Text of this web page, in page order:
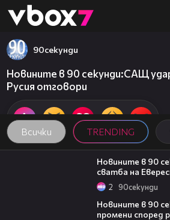
👾
Всички TRENDING
90секунди
Новините в 90 секунди:САЩ
Русия отговори
01:54
Новините в 90
сватба на
2 90секунди
Новините в 90
промени според